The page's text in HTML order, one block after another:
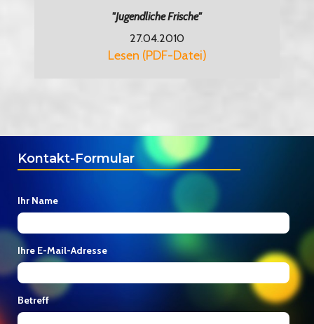
"Jugendliche Frische"
27.04.2010
Lesen (PDF-Datei)
Kontakt-Formular
Ihr Name
Ihre E-Mail-Adresse
Betreff